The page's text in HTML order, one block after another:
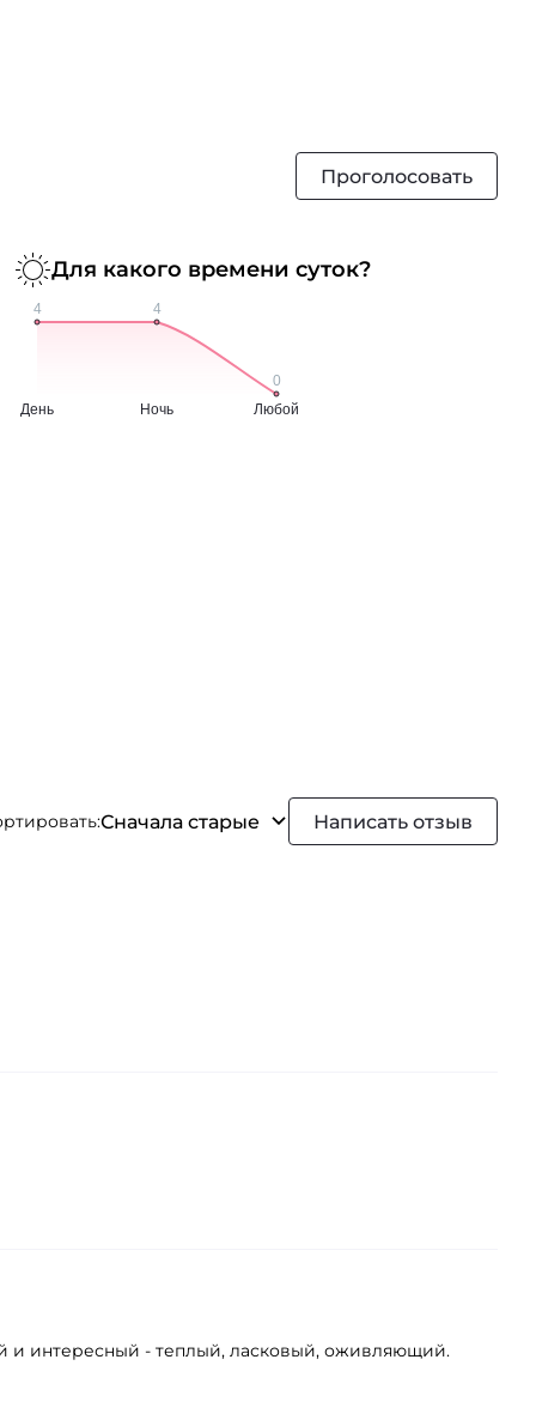
Проголосовать
Для какого времени суток?
Сначала старые Написать отзыв
и интересный - теплый, ласковый, оживляющий.